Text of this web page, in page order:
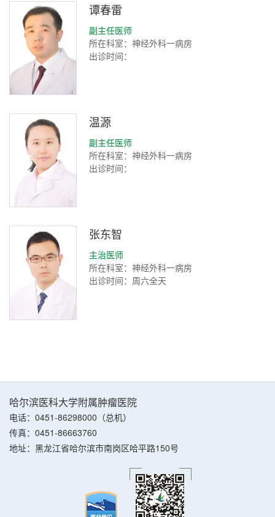
谭春雷
副主任医师
所在科室：神经外科一病房
出诊时间：
温源
副主任医师
所在科室：神经外科一病房
出诊时间：
张东智
主治医师
所在科室：神经外科一病房
出诊时间：周六全天
哈尔滨医科大学附属肿瘤医院
电话：0451-86298000（总机）
传真：0451-86663760
地址：黑龙江省哈尔滨市南岗区哈平路150号